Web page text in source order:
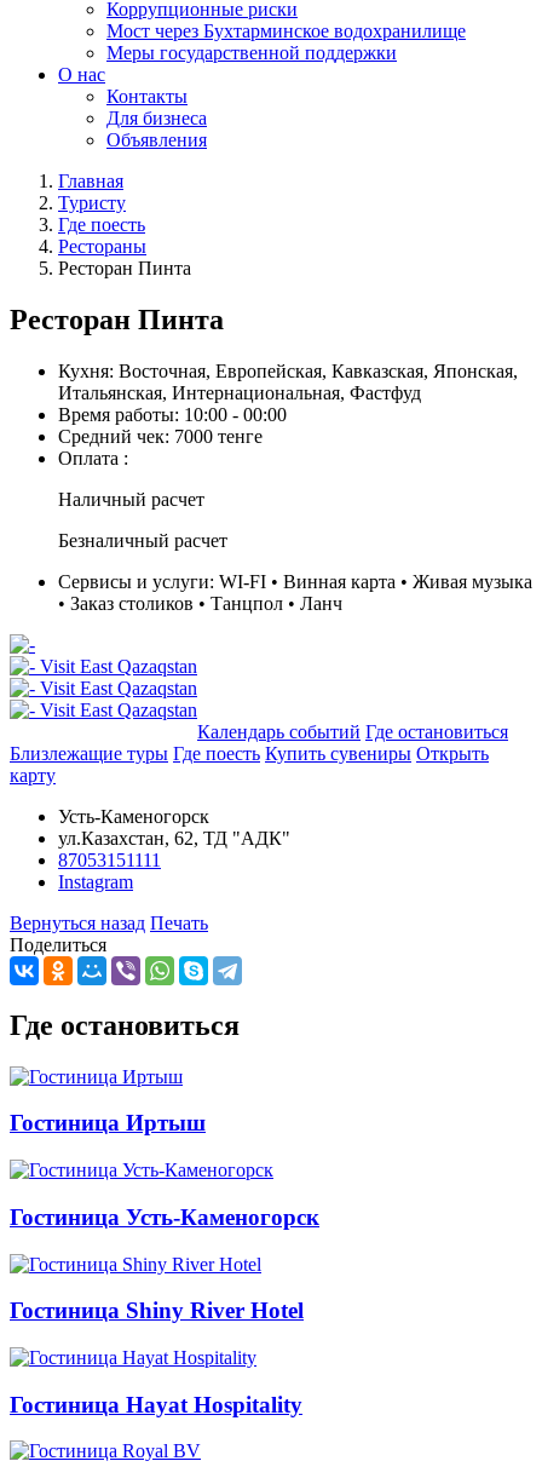
Коррупционные риски
Мост через Бухтарминское водохранилище
Меры государственной поддержки
О нас
Контакты
Для бизнеса
Объявления
Главная
Туристу
Где поесть
Рестораны
Ресторан Пинта
Ресторан Пинта
Кухня: Восточная, Европейская, Кавказская, Японская,
Итальянская, Интернациональная, Фастфуд
Время работы: 10:00 - 00:00
Средний чек: 7000 тенге
Оплата :
Наличный расчет
Безналичный расчет
Сервисы и услуги: WI-FI • Винная карта • Живая музыка
• Заказ столиков • Танцпол • Ланч
Календарь событий Где остановиться
Близлежащие туры Где поесть Купить сувениры Открыть
карту
Усть-Каменогорск
​ул.Казахстан, 62​, ТД "АДК"
87053151111
Instagram
Вернуться назад Печать
Поделиться
Где остановиться
Гостиница Иртыш
Гостиница Усть-Каменогорск
Гостиница Shiny River Hotel
Гостиница Hayat Hospitality